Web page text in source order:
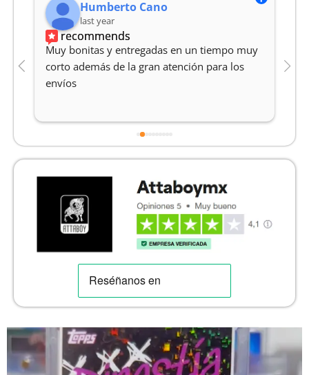
Humberto Cano
last year
recommends
Muy bonitas y entregadas en un tiempo muy
corto además de la gran atención para los
envíos